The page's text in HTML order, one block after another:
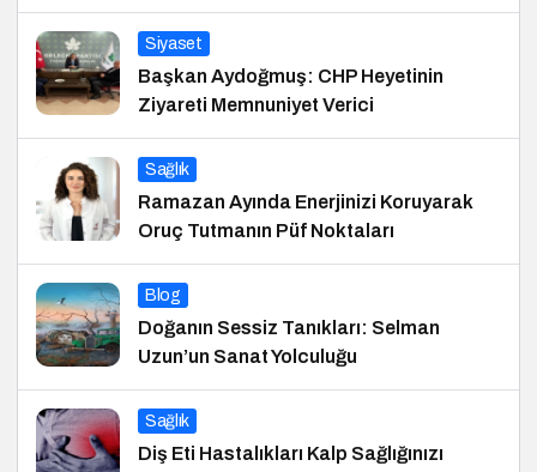
Siyaset
Başkan Aydoğmuş: CHP Heyetinin
Ziyareti Memnuniyet Verici
Sağlık
Ramazan Ayında Enerjinizi Koruyarak
Oruç Tutmanın Püf Noktaları
Blog
Doğanın Sessiz Tanıkları: Selman
Uzun’un Sanat Yolculuğu
Sağlık
Diş Eti Hastalıkları Kalp Sağlığınızı